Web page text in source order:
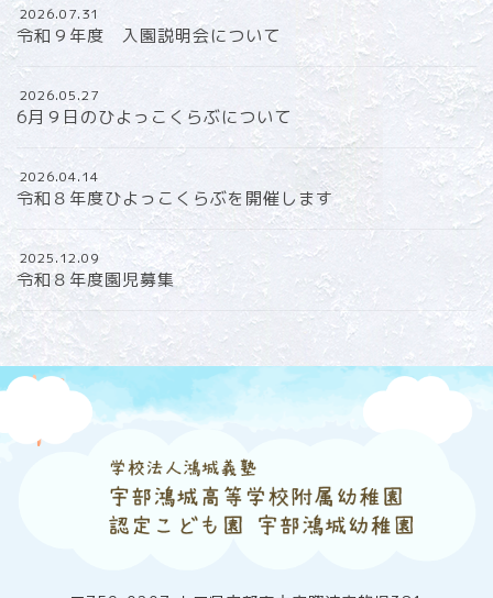
2026.07.31
令和９年度 入園説明会について
2026.05.27
6月９日のひよっこくらぶについて
2026.04.14
令和８年度ひよっこくらぶを開催します
2025.12.09
令和８年度園児募集